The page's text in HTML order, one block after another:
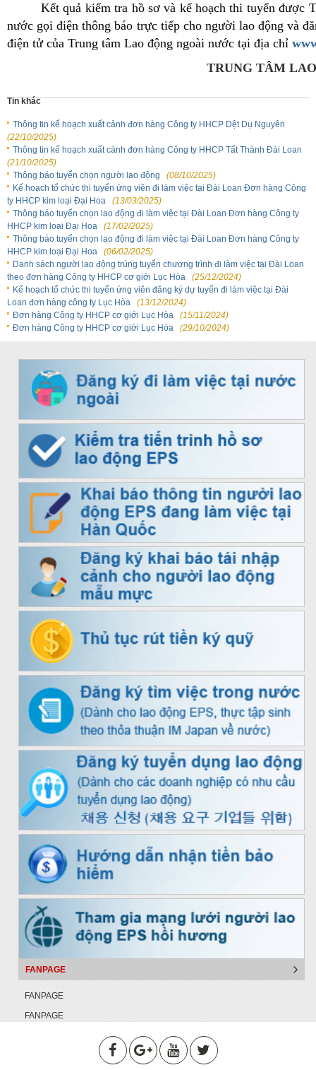
Kết quả kiểm tra hồ sơ và kế hoạch thi tuyển được
nước gọi điện thông báo trực tiếp cho người lao động và
điện tử của Trung tâm Lao động ngoài nước tại địa chỉ
TRUNG TÂM
Tin khác
Thông tin kế hoạch xuất cảnh đơn hàng Công ty HHCP Dệt Dụ Nguyên
(22/10/2025)
Thông tin kế hoạch xuất cảnh đơn hàng Công ty HHCP Tất Thành Đài Loan
(21/10/2025)
Thông báo tuyển chọn người lao động
(08/10/2025)
Kế hoạch tổ chức thi tuyển ứng viên đi làm việc tại Đài Loan Đơn hàng Công
ty HHCP kim loại Đại Hoa
(13/03/2025)
Thông báo tuyển chọn lao động đi làm việc tại Đài Loan Đơn hàng Công ty
HHCP kim loại Đại Hoa
(17/02/2025)
Thông báo tuyển chọn lao động đi làm việc tại Đài Loan Đơn hàng Công ty
HHCP kim loại Đại Hoa
(06/02/2025)
Danh sách người lao động trúng tuyển chương trình đi làm việc tại Đài Loan
theo đơn hàng Công ty HHCP cơ giới Lục Hòa
(25/12/2024)
Kế hoạch tổ chức thi tuyển ứng viên đăng ký dự tuyển đi làm việc tại Đài
Loan đơn hàng công ty Lục Hòa
(13/12/2024)
Đơn hàng Công ty HHCP cơ giới Lục Hòa
(15/11/2024)
Đơn hàng Công ty HHCP cơ giới Lục Hòa
(29/10/2024)
FANPAGE
FANPAGE
FANPAGE